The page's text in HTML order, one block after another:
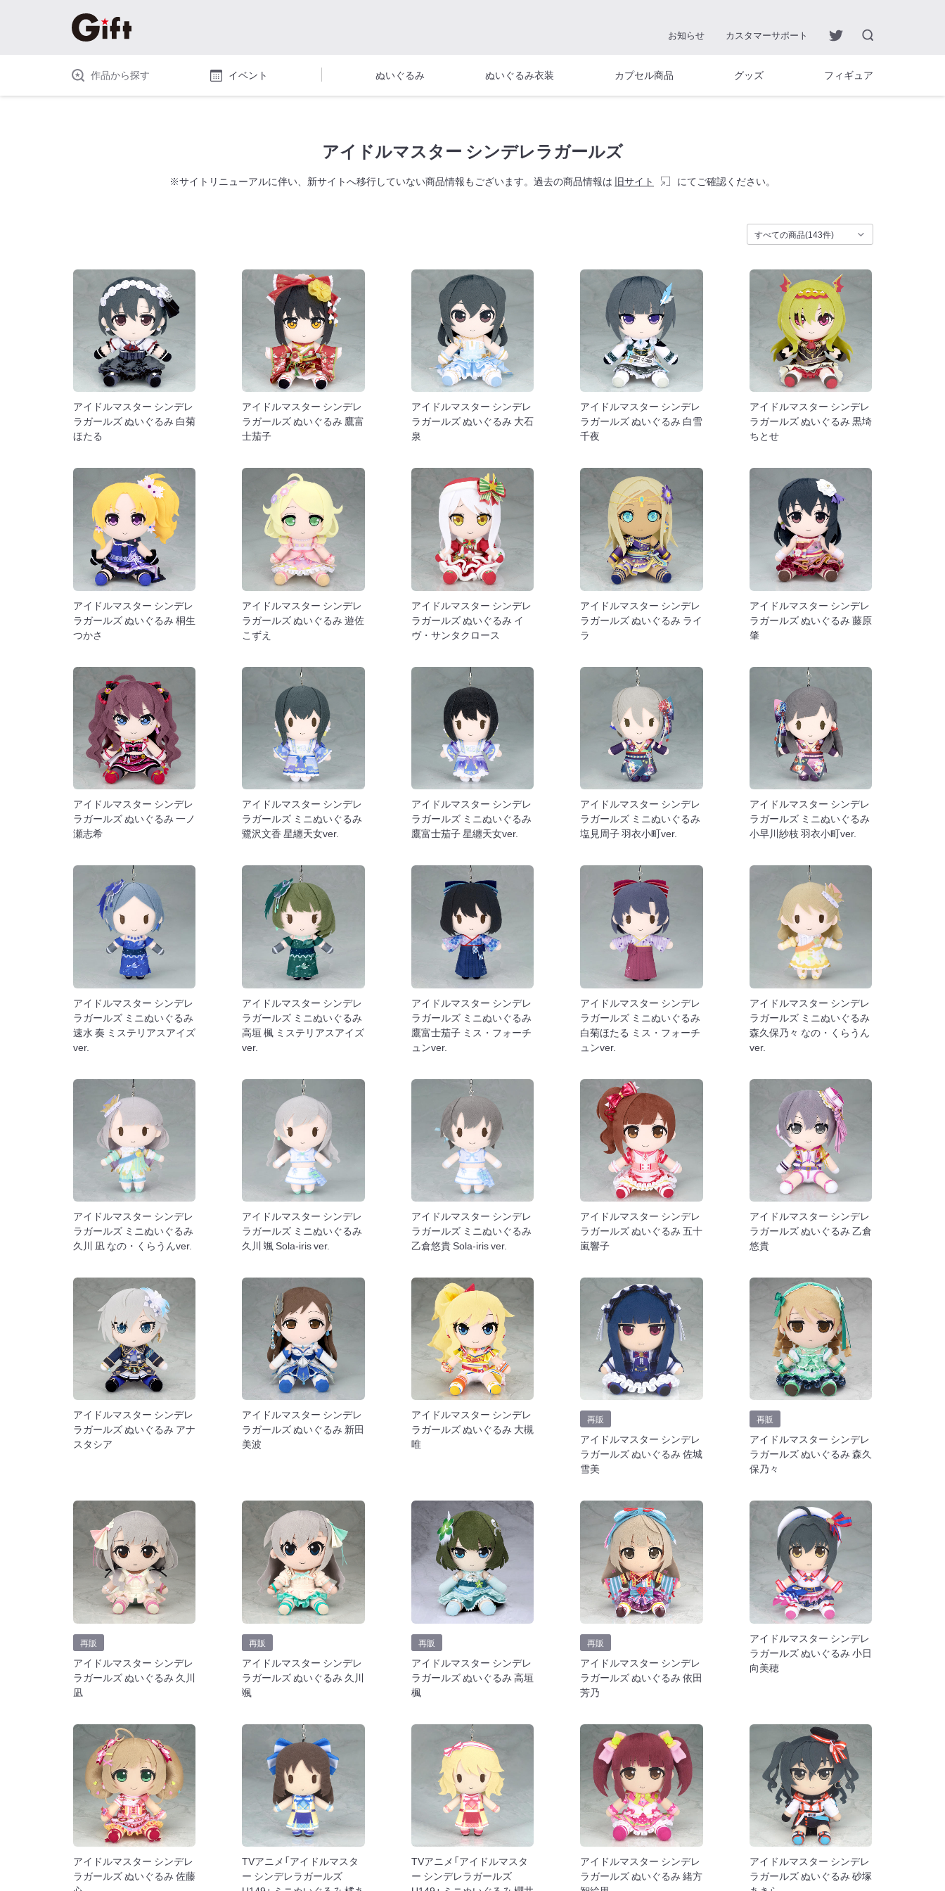
お知らせ カスタマーサポート
作品から探す イベント ぬいぐるみ ぬいぐるみ衣装 カプセル商品 グッズ フィギュア
アイドルマスター シンデレラガールズ
※サイトリニューアルに伴い、新サイトへ移行していない商品情報もございます。過去の商品情報は 旧サイト にてご確認ください。
アイドルマスター シンデレ
ラガールズ ぬいぐるみ 白菊
ほたる
アイドルマスター シンデレ
ラガールズ ぬいぐるみ 鷹富
士茄子
アイドルマスター シンデレ
ラガールズ ぬいぐるみ 大石
泉
アイドルマスター シンデレ
ラガールズ ぬいぐるみ 白雪
千夜
アイドルマスター シンデレ
ラガールズ ぬいぐるみ 黒埼
ちとせ
アイドルマスター シンデレ
ラガールズ ぬいぐるみ 桐生
つかさ
アイドルマスター シンデレ
ラガールズ ぬいぐるみ 遊佐
こずえ
アイドルマスター シンデレ
ラガールズ ぬいぐるみ イ
ヴ・サンタクロース
アイドルマスター シンデレ
ラガールズ ぬいぐるみ ライ
ラ
アイドルマスター シンデレ
ラガールズ ぬいぐるみ 藤原
肇
アイドルマスター シンデレ
ラガールズ ぬいぐるみ 一ノ
瀬志希
アイドルマスター シンデレ
ラガールズ ミニぬいぐるみ
鷺沢文香 星纏天女ver.
アイドルマスター シンデレ
ラガールズ ミニぬいぐるみ
鷹富士茄子 星纏天女ver.
アイドルマスター シンデレ
ラガールズ ミニぬいぐるみ
塩見周子 羽衣小町ver.
アイドルマスター シンデレ
ラガールズ ミニぬいぐるみ
小早川紗枝 羽衣小町ver.
アイドルマスター シンデレ
ラガールズ ミニぬいぐるみ
速水 奏 ミステリアスアイズ
ver.
アイドルマスター シンデレ
ラガールズ ミニぬいぐるみ
高垣 楓 ミステリアスアイズ
ver.
アイドルマスター シンデレ
ラガールズ ミニぬいぐるみ
鷹富士茄子 ミス・フォーチ
ュンver.
アイドルマスター シンデレ
ラガールズ ミニぬいぐるみ
白菊ほたる ミス・フォーチ
ュンver.
アイドルマスター シンデレ
ラガールズ ミニぬいぐるみ
森久保乃々 なの・くらうん
ver.
アイドルマスター シンデレ
ラガールズ ミニぬいぐるみ
久川 凪 なの・くらうんver.
アイドルマスター シンデレ
ラガールズ ミニぬいぐるみ
久川 颯 Sola-iris ver.
アイドルマスター シンデレ
ラガールズ ミニぬいぐるみ
乙倉悠貴 Sola-iris ver.
アイドルマスター シンデレ
ラガールズ ぬいぐるみ 五十
嵐響子
アイドルマスター シンデレ
ラガールズ ぬいぐるみ 乙倉
悠貴
アイドルマスター シンデレ
ラガールズ ぬいぐるみ アナ
スタシア
アイドルマスター シンデレ
ラガールズ ぬいぐるみ 新田
美波
アイドルマスター シンデレ
ラガールズ ぬいぐるみ 大槻
唯
再販
アイドルマスター シンデレ
ラガールズ ぬいぐるみ 佐城
雪美
再販
アイドルマスター シンデレ
ラガールズ ぬいぐるみ 森久
保乃々
再販
アイドルマスター シンデレ
ラガールズ ぬいぐるみ 久川
凪
再販
アイドルマスター シンデレ
ラガールズ ぬいぐるみ 久川
颯
再販
アイドルマスター シンデレ
ラガールズ ぬいぐるみ 高垣
楓
再販
アイドルマスター シンデレ
ラガールズ ぬいぐるみ 依田
芳乃
アイドルマスター シンデレ
ラガールズ ぬいぐるみ 小日
向美穂
アイドルマスター シンデレ
ラガールズ ぬいぐるみ 佐藤
TVアニメ「アイドルマスタ
ー シンデレラガールズ
TVアニメ「アイドルマスタ
ー シンデレラガールズ
アイドルマスター シンデレ
ラガールズ ぬいぐるみ 緒方
アイドルマスター シンデレ
ラガールズ ぬいぐるみ 砂塚